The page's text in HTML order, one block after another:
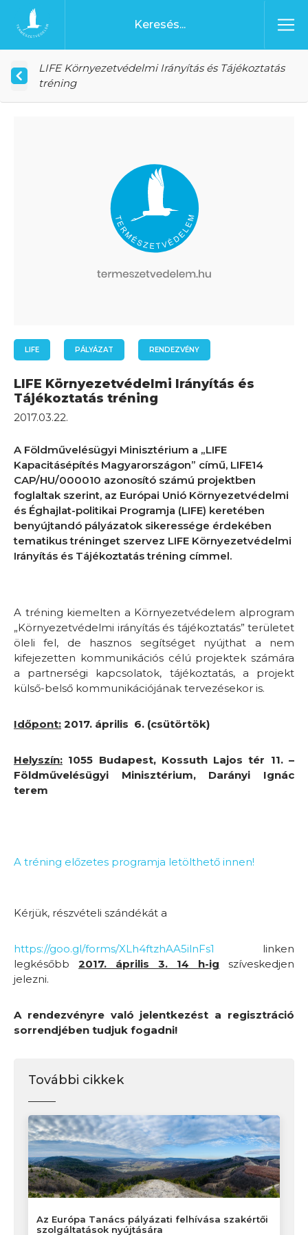
Ugrás a tartalomhoz
Főoldal
LIFE Környezetvédelmi Irányítás és Tájékoztatás
tréning
LIFE PÁLYÁZAT RENDEZVÉNY
LIFE Környezetvédelmi Irányítás és
Tájékoztatás tréning
2017.03.22.
A Földművelésügyi Minisztérium a „LIFE
Kapacitásépítés Magyarországon” című, LIFE14
CAP/HU/000010 azonosító számú projektben
foglaltak szerint, az Európai Unió Környezetvédelmi
és Éghajlat-politikai Programja (LIFE) keretében
benyújtandó pályázatok sikeressége érdekében
tematikus tréninget szervez LIFE Környezetvédelmi
Irányítás és Tájékoztatás tréning címmel.
A tréning kiemelten a Környezetvédelem alprogram
„Környezetvédelmi irányítás és tájékoztatás” területet
öleli fel, de hasznos segítséget nyújthat a nem
kifejezetten kommunikációs célú projektek számára
a partnerségi kapcsolatok, tájékoztatás, a projekt
külső-belső kommunikációjának tervezésekor is.
Időpont: 2017. április 6. (csütörtök)
Helyszín: 1055 Budapest, Kossuth Lajos tér 11. –
Földművelésügyi Minisztérium, Darányi Ignác
terem
A tréning előzetes programja letölthető innen!
Kérjük, részvételi szándékát a
https://goo.gl/forms/XLh4ftzhAA5ilnFs1 linken
legkésőbb 2017. április 3. 14 h-ig szíveskedjen
jelezni.
A rendezvényre való jelentkezést a regisztráció
sorrendjében tudjuk fogadni!
További cikkek
Az Európa Tanács pályázati felhívása szakértői
szolgáltatások nyújtására